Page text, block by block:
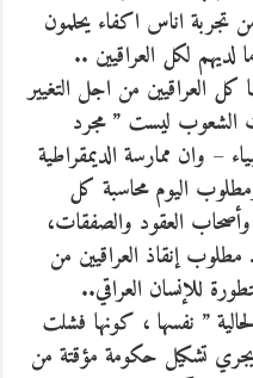
تجربة اناس اكفاء يحلمون
لديهم لكل العراقيين ..
العراقيين من اجل التغيير
الشعوب ليست ” مجرد
– وان ممارسة الديمقراطية
ومطلوب اليوم محاسبة كل
وأصحاب العقود والصفقات،
إنقاذ العراقيين من
للإنسان العراقي..
” نفسها ، كونها فشلت
تشكيل حكومة مؤقتة من